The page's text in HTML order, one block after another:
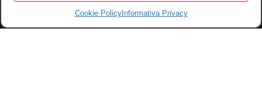
Cookie PolicyInformativa Privacy
Festival & Concorsi
Iscriviti alla newsletter